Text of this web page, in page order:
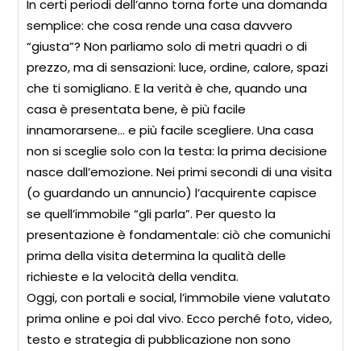
In certi periodi dell’anno torna forte una domanda
semplice: che cosa rende una casa davvero
“giusta”? Non parliamo solo di metri quadri o di
prezzo, ma di sensazioni: luce, ordine, calore, spazi
che ti somigliano. E la verità è che, quando una
casa è presentata bene, è più facile
innamorarsene… e più facile scegliere. Una casa
non si sceglie solo con la testa: la prima decisione
nasce dall’emozione. Nei primi secondi di una visita
(o guardando un annuncio) l’acquirente capisce
se quell’immobile “gli parla”. Per questo la
presentazione è fondamentale: ciò che comunichi
prima della visita determina la qualità delle
richieste e la velocità della vendita.
Oggi, con portali e social, l’immobile viene valutato
prima online e poi dal vivo. Ecco perché foto, video,
testo e strategia di pubblicazione non sono